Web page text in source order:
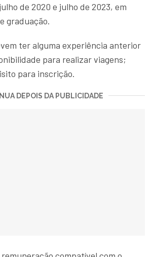
de 2020 e julho de 2023, em
graduação.
ter alguma experiência anterior
para realizar viagens;
para inscrição.
DEPOIS DA PUBLICIDADE